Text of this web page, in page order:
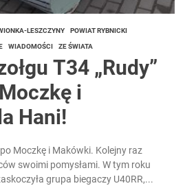
LESZCZYNY POWIAT RYBNICKI
WIADOMOŚCI ZE ŚWIATA
T34 „Rudy”
i
Hani!
Moczkę i Makówki. Kolejny raz
swoimi pomysłami. W tym roku
grupa biegaczy U40RR,...